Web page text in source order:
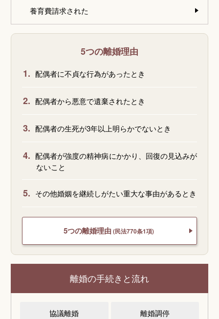
養育費請求された
5つの離婚理由
1. 配偶者に不貞な行為があったとき
2. 配偶者から悪意で遺棄されたとき
3. 配偶者の生死が3年以上明らかでないとき
4. 配偶者が強度の精神病にかかり、回復の見込みが
ないこと
5. その他婚姻を継続しがたい重大な事由があるとき
5つの離婚理由 (民法770条1項)
離婚の手続きと流れ
協議離婚 離婚調停